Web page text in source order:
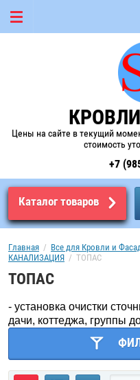
Цены на сайте в текущий
стоимость
+7
Каталог товаров
Главная
  /
Все для Кровли и
КАНАЛИЗАЦИЯ
  /  ТОПАС
ТОПАС
- установка очистки
дачи, коттеджа, группы